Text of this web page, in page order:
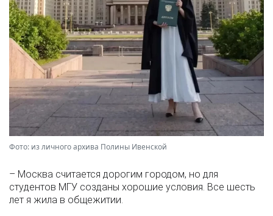
Фото: из личного архива Полины Ивенской
– Москва считается дорогим городом, но для
студентов МГУ созданы хорошие условия. Все шесть
лет я жила в общежитии.